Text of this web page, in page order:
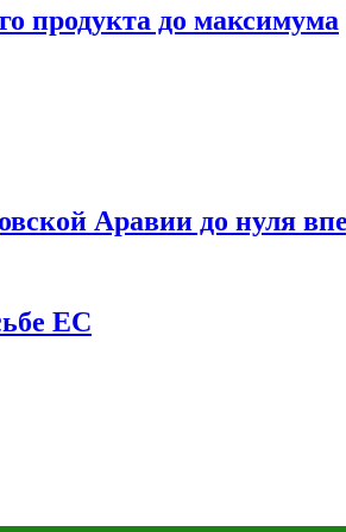
продукта до максимума
Аравии до нуля
ЕС